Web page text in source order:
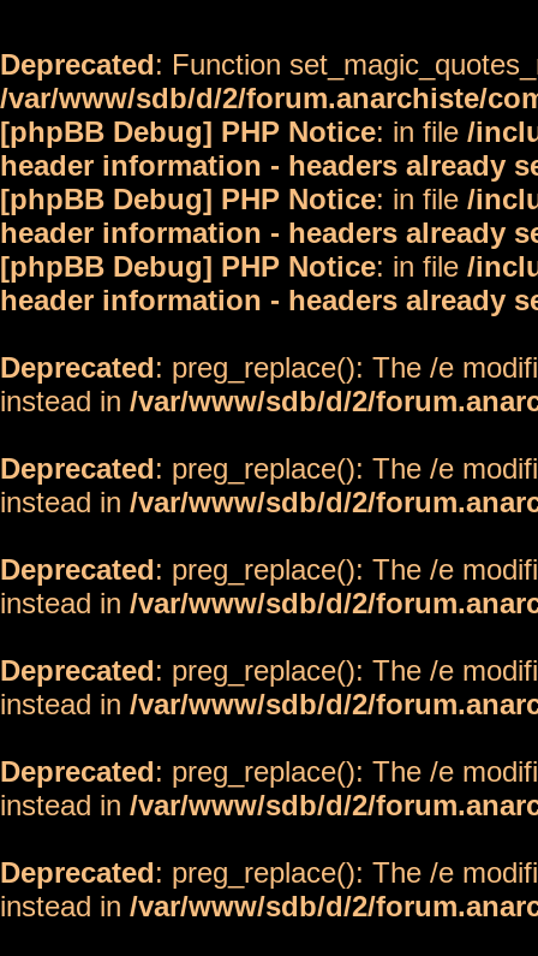
Deprecated: Function
/var/www/sdb/d/2/forum.anarchiste/
[phpBB Debug] PHP Notice: in file /
header information - headers already
[phpBB Debug] PHP Notice: in file /
header information - headers already
[phpBB Debug] PHP Notice: in file /
header information - headers already
Deprecated: preg_replace(): The /e
instead in /var/www/sdb/d/2/
Deprecated: preg_replace(): The /e
instead in /var/www/sdb/d/2/
Deprecated: preg_replace(): The /e
instead in /var/www/sdb/d/2/
Deprecated: preg_replace(): The /e
instead in /var/www/sdb/d/2/
Deprecated: preg_replace(): The /e
instead in /var/www/sdb/d/2/
Deprecated: preg_replace(): The /e
instead in /var/www/sdb/d/2/